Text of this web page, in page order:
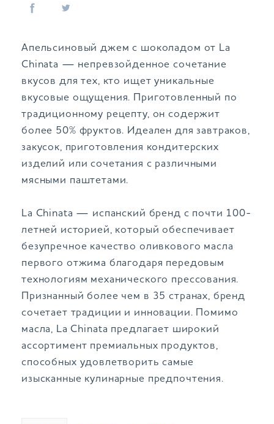
Апельсиновый джем с шоколадом от La
Chinata — непревзойденное сочетание
вкусов для тех, кто ищет уникальные
вкусовые ощущения. Приготовленный по
традиционному рецепту, он содержит
более 50% фруктов. Идеален для завтраков,
закусок, приготовления кондитерских
изделий или сочетания с различными
мясными паштетами.
La Chinata — испанский бренд с почти 100-
летней историей, который обеспечивает
безупречное качество оливкового масла
первого отжима благодаря передовым
технологиям механического прессования.
Признанный более чем в 35 странах, бренд
сочетает традиции и инновации. Помимо
масла, La Chinata предлагает широкий
ассортимент премиальных продуктов,
способных удовлетворить самые
изысканные кулинарные предпочтения.